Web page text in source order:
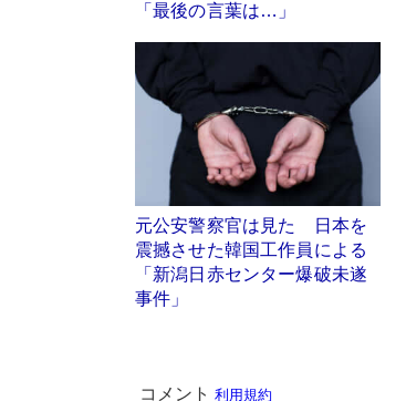
「最後の言葉は…」
元公安警察官は見た 日本を
震撼させた韓国工作員による
「新潟日赤センター爆破未遂
事件」